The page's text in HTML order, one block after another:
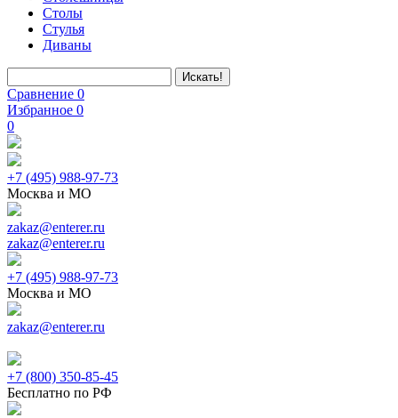
Столы
Стулья
Диваны
Искать!
Сравнение 0
Избранное 0
0
+7 (495) 988-97-73
Москва и МО
zakaz@enterer.ru
zakaz@enterer.ru
+7 (495) 988-97-73
Москва и МО
zakaz@enterer.ru
+7 (800) 350-85-45
Бесплатно по РФ